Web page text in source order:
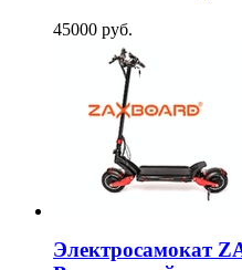
45000 руб.
Электросамокат